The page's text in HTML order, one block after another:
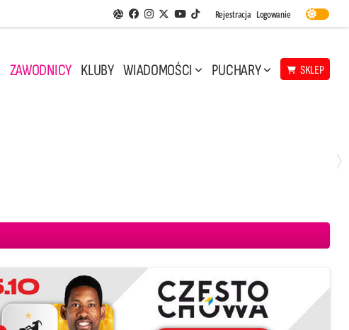
Aplikacja Siatkarskie Ligi
Facebook
Instagram
Twitter
Youtube
TikTok
Rejestracja Logowanie
ZAWODNICY KLUBY WIADOMOŚCI PUCHARY SKLEP